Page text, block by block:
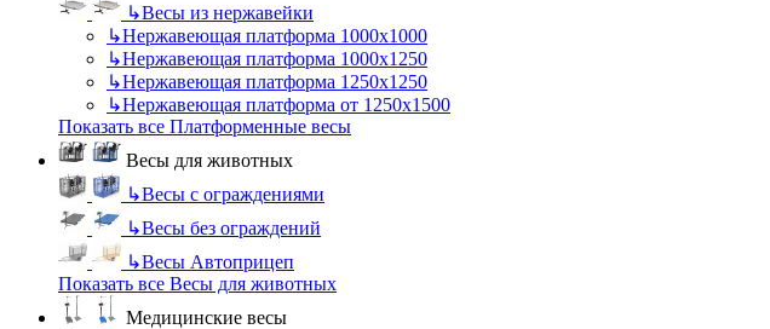
↳Весы из нержавейки
↳Нержавеющая платформа 1000х1000
↳Нержавеющая платформа 1000х1250
↳Нержавеющая платформа 1250х1250
↳Нержавеющая платформа от 1250х1500
Показать все Платформенные весы
Весы для животных
↳Весы с ограждениями
↳Весы без ограждений
↳Весы Автоприцеп
Показать все Весы для животных
Медицинские весы